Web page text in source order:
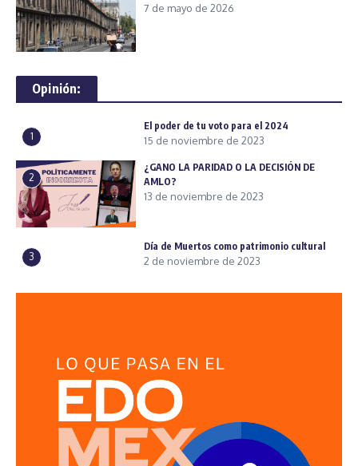
7 de mayo de 2026
Opinión:
1
El poder de tu voto para el 2024
15 de noviembre de 2023
2
¿GANO LA PARIDAD O LA DECISIÓN DE
AMLO?
13 de noviembre de 2023
3
Día de Muertos como patrimonio cultural
2 de noviembre de 2023